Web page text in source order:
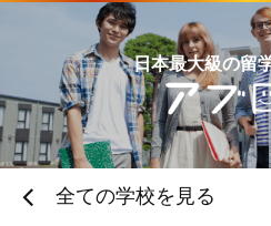
日本最大級の留
全ての学校を見る